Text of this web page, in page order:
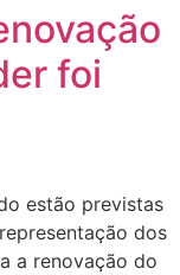
foi
estão previstas
dos
a renovação do